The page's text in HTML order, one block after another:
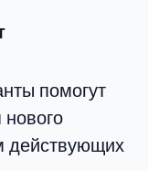
помогут
действующих